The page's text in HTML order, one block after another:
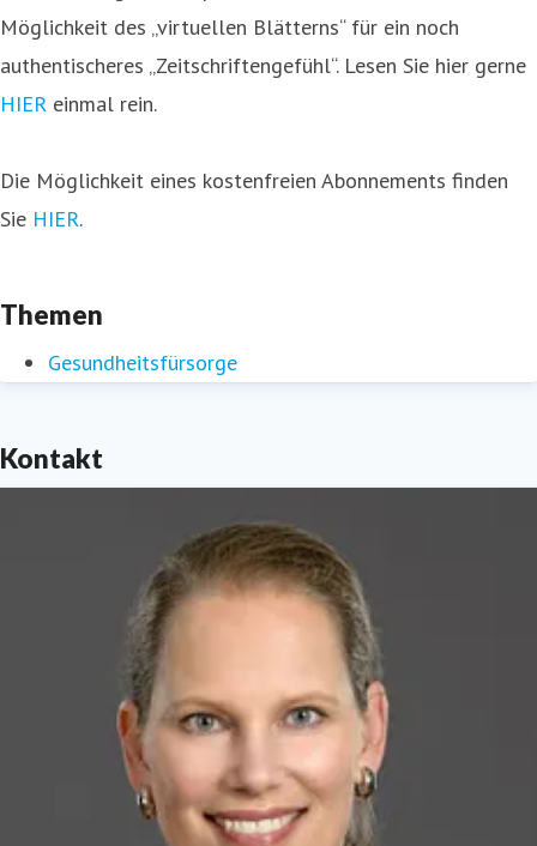
Möglichkeit des „virtuellen Blätterns“ für ein noch
authentischeres „Zeitschriftengefühl“. Lesen Sie hier gerne
HIER einmal rein.
Die Möglichkeit eines kostenfreien Abonnements finden
Sie HIER.
Themen
Gesundheitsfürsorge
Kontakt